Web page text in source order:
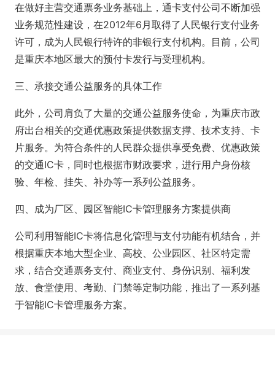
在做好主营交通票务业务基础上，通卡支付公司不断加强
业务规范性建设，在2012年6月取得了人民银行支付业务
许可，成为人民银行特许的非银行支付机构。目前，公司
是重庆本地区最大的预付卡发行与受理机构。
三、承接交通公益服务的具体工作
此外，公司肩负了大量的交通公益服务使命，为重庆市政
府出台相关的交通优惠政策提供数据支撑、技术支持、卡
片服务。为符合条件的人民群众提供享受免费、优惠政策
的交通IC卡，同时也根据市财政要求，进行用户身份核
验、年检、挂失、补办等一系列公益服务。
四、成为厂区、园区智能IC卡管理服务方案提供商
公司利用智能IC卡将信息化管理与支付功能有机结合，并
根据重庆本地大型企业、高校、公业园区、社区特定需
求，结合交通票务支付、商业支付、身份识别、福利发
放、食堂使用、考勤、门禁等定制功能，推出了一系列基
于智能IC卡管理服务方案。